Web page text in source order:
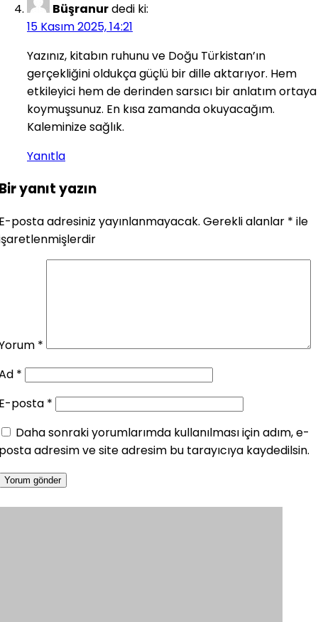
Büşranurdedi ki:
15 Kasım 2025, 14:21
Yazınız, kitabın ruhunu ve Doğu Türkistan’ın
gerçekliğini oldukça güçlü bir dille aktarıyor. Hem
etkileyici hem de derinden sarsıcı bir anlatım ortaya
koymuşsunuz. En kısa zamanda okuyacağım.
Kaleminize sağlık.
Yanıtla
yanıt yazın
posta adresiniz yayınlanmayacak. Gerekli alanlar * ile
*
*
posta *
Daha sonraki yorumlarımda kullanılması için adım, e-
adresim ve site adresim bu tarayıcıya kaydedilsin.